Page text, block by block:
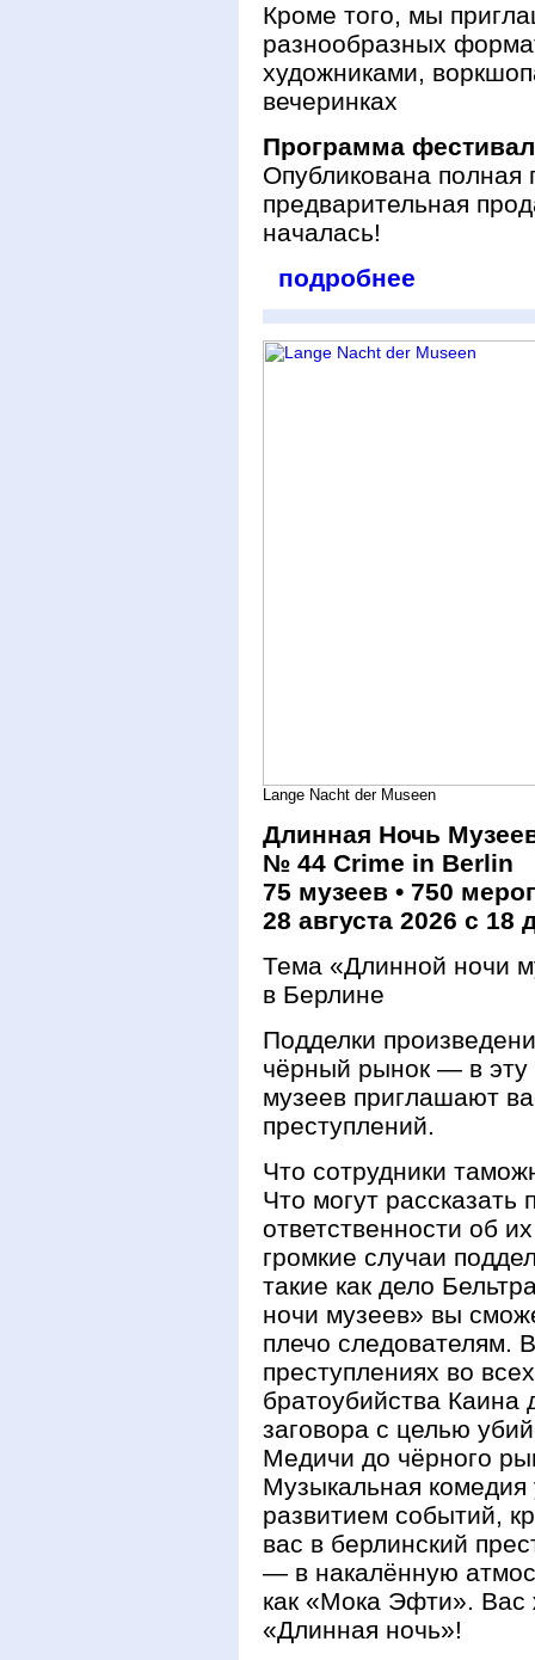
Кроме того, мы
разнообразных
художниками,
вечеринках
Программа
Опубликована
предварительная
началась!
подробнее
Lange Nacht der Museen
Длинная Ночь
№ 44 Crime in Berlin
75 музеев • 750
28 августа 2026 с 18
Тема «Длинной ночи
в Берлине
Подделки
чёрный рынок — в
музеев приглашают
преступлений.
Что сотрудники
Что могут
ответственности об
громкие случаи
такие как дело
ночи музеев» вы
плечо следователям.
преступлениях во
братоубийства Каина
заговора с целью
Медичи до чёрного
Музыкальная
развитием событий,
вас в берлинский
— в накалённую
как «Мока Эфти». Вас
«Длинная ночь»!